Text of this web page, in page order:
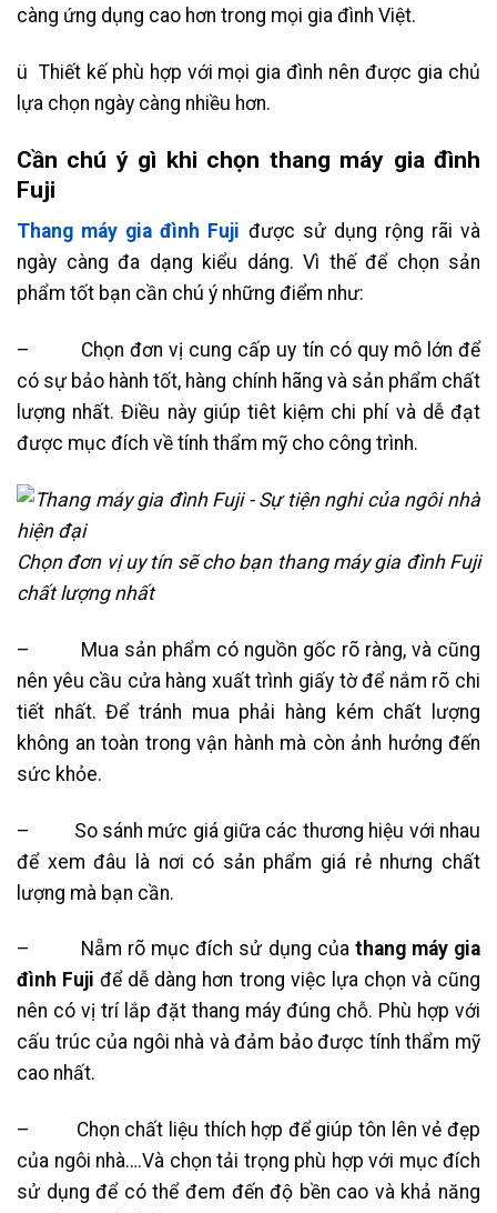
càng ứng dụng cao hơn trong mọi gia đình Việt.
ü Thiết kế phù hợp với mọi gia đình nên được gia chủ
lựa chọn ngày càng nhiều hơn.
Cần chú ý gì khi chọn thang máy gia đình
Fuji
Thang máy gia đình Fuji được sử dụng rộng rãi và
ngày càng đa dạng kiểu dáng. Vì thế để chọn sản
phẩm tốt bạn cần chú ý những điểm như:
– Chọn đơn vị cung cấp uy tín có quy mô lớn để
có sự bảo hành tốt, hàng chính hãng và sản phẩm chất
lượng nhất. Điều này giúp tiêt kiệm chi phí và dễ đạt
được mục đích về tính thẩm mỹ cho công trình.
Chọn đơn vị uy tín sẽ cho bạn thang máy gia đình Fuji
chất lượng nhất
– Mua sản phẩm có nguồn gốc rõ ràng, và cũng
nên yêu cầu cửa hàng xuất trình giấy tờ để nắm rõ chi
tiết nhất. Để tránh mua phải hàng kém chất lượng
không an toàn trong vận hành mà còn ảnh hưởng đến
sức khỏe.
– So sánh mức giá giữa các thương hiệu với nhau
để xem đâu là nơi có sản phẩm giá rẻ nhưng chất
lượng mà bạn cần.
– Nẵm rõ mục đích sử dụng củathang máy gia
đình Fujiđể dễ dàng hơn trong việc lựa chọn và cũng
nên có vị trí lắp đặt thang máy đúng chỗ. Phù hợp với
cấu trúc của ngôi nhà và đảm bảo được tính thẩm mỹ
cao nhất.
– Chọn chất liệu thích hợp để giúp tôn lên vẻ đẹp
của ngôi nhà….Và chọn tải trọng phù hợp với mục đích
sử dụng để có thể đem đến độ bền cao và khả năng